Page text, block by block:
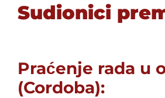
Sudionici
Praćenje rada u
(Cordoba):